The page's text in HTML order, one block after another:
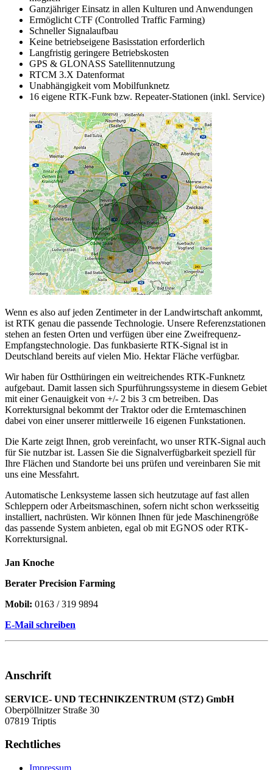
Ganzjähriger Einsatz in allen Kulturen und Anwendungen
Ermöglicht CTF (Controlled Traffic Farming)
Schneller Signalaufbau
Keine betriebseigene Basisstation erforderlich
Langfristig geringere Betriebskosten
GPS & GLONASS Satellitennutzung
RTCM 3.X Datenformat
Unabhängigkeit vom Mobilfunknetz
16 eigene RTK-Funk bzw. Repeater-Stationen (inkl. Service)
Wenn es also auf jeden Zentimeter in der Landwirtschaft ankommt,
ist RTK genau die passende Technologie. Unsere Referenzstationen
stehen an festen Orten und verfügen über eine Zweifrequenz-
Empfangstechnologie. Das funkbasierte RTK-Signal ist in
Deutschland bereits auf vielen Mio. Hektar Fläche verfügbar.
Wir haben für Ostthüringen ein weitreichendes RTK-Funknetz
aufgebaut. Damit lassen sich Spurführungssysteme in diesem Gebiet
mit einer Genauigkeit von +/- 2 bis 3 cm betreiben. Das
Korrektursignal bekommt der Traktor oder die Erntemaschinen
dabei von einer unserer mittlerweile 16 eigenen Funkstationen.
Die Karte zeigt Ihnen, grob vereinfacht, wo unser RTK-Signal auch
für Sie nutzbar ist. Lassen Sie die Signalverfügbarkeit speziell für
Ihre Flächen und Standorte bei uns prüfen und vereinbaren Sie mit
uns eine Messfahrt.
Automatische Lenksysteme lassen sich heutzutage auf fast allen
Schleppern oder Arbeitsmaschinen, sofern nicht schon werksseitig
installiert, nachrüsten. Wir können Ihnen für jede Maschinengröße
das passende System anbieten, egal ob mit EGNOS oder RTK-
Korrektursignal.
Jan Knoche
Berater Precision Farming
Mobil: 0163 / 319 9894
E-Mail schreiben
Anschrift
SERVICE- UND TECHNIKZENTRUM (STZ) GmbH
Oberpöllnitzer Straße 30
07819 Triptis
Rechtliches
Impressum